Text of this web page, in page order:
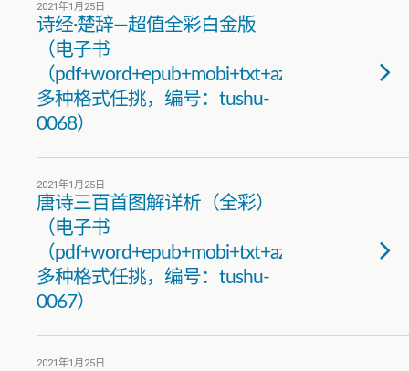
2021年1月25日
诗经·楚辞—超值全彩白金版
（电子书
（pdf+word+epub+mobi+txt+azw3）
多种格式任挑，编号：tushu-
0068）
2021年1月25日
唐诗三百首图解详析（全彩）
（电子书
（pdf+word+epub+mobi+txt+azw3）
多种格式任挑，编号：tushu-
0067）
2021年1月25日